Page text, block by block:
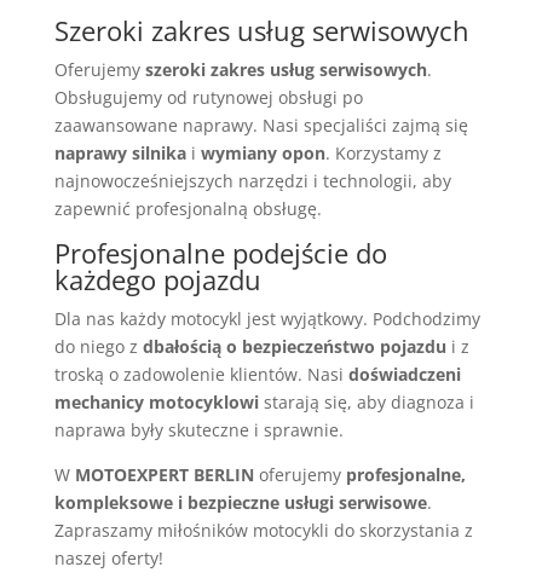
Szeroki zakres usług serwisowych
Oferujemy szeroki zakres usług serwisowych.
Obsługujemy od rutynowej obsługi po
zaawansowane naprawy. Nasi specjaliści zajmą się
naprawy silnikai wymiany opon. Korzystamy z
najnowocześniejszych narzędzi i technologii, aby
zapewnić profesjonalną obsługę.
Profesjonalne podejście do
każdego pojazdu
Dla nas każdy motocykl jest wyjątkowy. Podchodzimy
do niego z dbałością o bezpieczeństwo pojazdu i z
troską o zadowolenie klientów. Nasi doświadczeni
mechanicy motocyklowistarają się, aby diagnoza i
naprawa były skuteczne i sprawnie.
W MOTOEXPERT BERLIN oferujemy profesjonalne,
kompleksowe i bezpieczne usługi serwisowe.
Zapraszamy miłośników motocykli do skorzystania z
naszej oferty!